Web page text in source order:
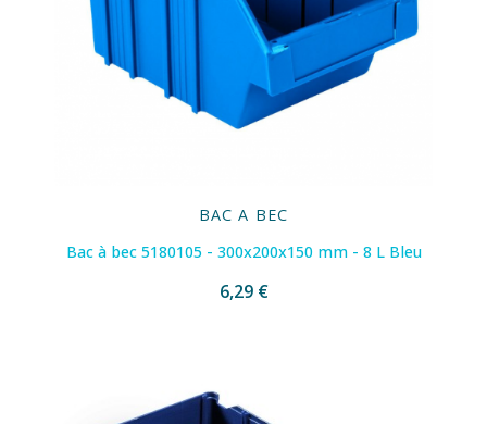
BAC A BEC
Bac à bec 5180105 - 300x200x150 mm - 8 L Bleu
6,29 €